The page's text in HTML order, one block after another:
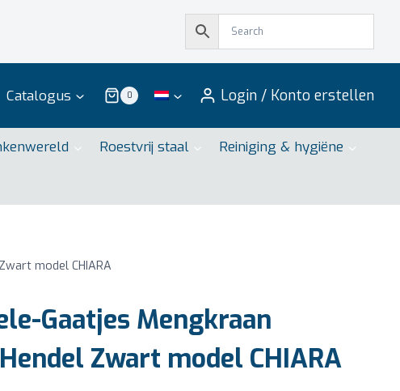
Catalogus 0 Login / Konto erstellen
Roestvrij staal Reiniging & hygiëne
model CHIARA
Gaatjes Mengkraan
Zwart model CHIARA